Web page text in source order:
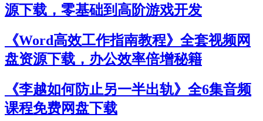
源下载，零基础到高阶游戏开发
《Word高效工作指南教程》全套视频网
盘资源下载，办公效率倍增秘籍
《李越如何防止另一半出轨》全6集音频
课程免费网盘下载